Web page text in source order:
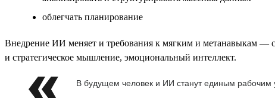
облегчать планирование
Внедрение ИИ меняет и требования к мягким и метанавыкам —
и стратегическое мышление, эмоциональный интеллект.
В будущем человек и ИИ станут единым рабочим